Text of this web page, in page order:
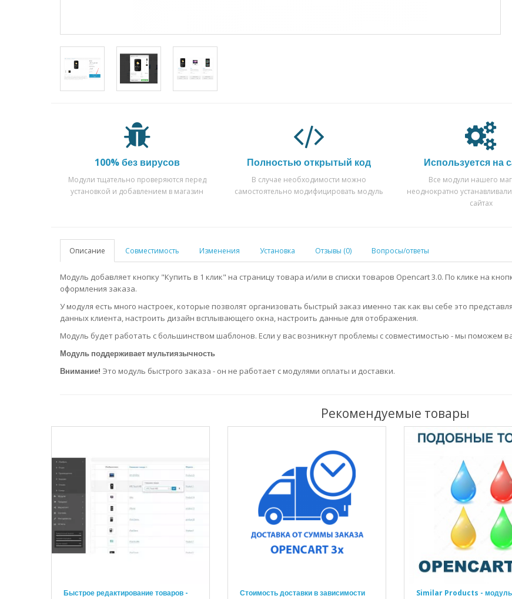
100% без вирусов
Модули тщательно проверяются перед
установкой и добавлением в магазин
Полностью открытый код
В случае необходимости можно
самостоятельно модифицировать модуль
Используется на
Все модули нашего
неоднократно
сайтах
Описание Совместимость Изменения Установка Отзывы (0) Вопросы/ответы
Модуль добавляет кнопку "Купить в 1 клик" на страницу товара и/или в списки товаров Opencart 3.0. По клике на
оформления заказа.
У модуля есть много настроек, которые позволят организовать быстрый заказ именно так как вы себе это
данных клиента, настроить дизайн всплывающего окна, настроить данные для отображения.
Модуль будет работать с большинством шаблонов. Если у вас возникнут проблемы с совместимостью - мы
Модуль поддерживает мультиязычность
Внимание! Это модуль быстрого заказа - он не работает с модулями оплаты и доставки.
Рекомендуемые товары
Быстрое редактирование товаров -
Стоимость доставки в зависимости
Similar Products - модуль